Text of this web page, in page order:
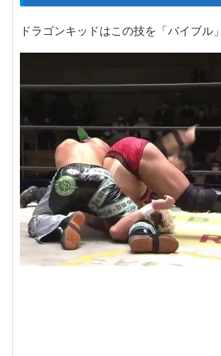
ドラゴンキッドはこの技を「バイブル